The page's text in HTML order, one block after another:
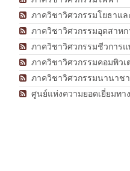
ภาควิชาวิศวกรรมโยธาแ
ภาควิชาวิศวกรรมอุตสาห
ภาควิชาวิศวกรรมชีวการแ
ภาควิชาวิศวกรรมคอมพิวเ
ภาควิชาวิศวกรรมนานาช
ศูนย์แห่งความยอดเยี่ยมทา